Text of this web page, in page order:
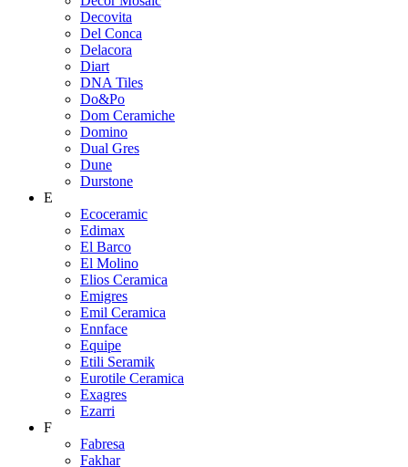
Decovita
Del Conca
Delacora
Diart
DNA Tiles
Do&Po
Dom Ceramiche
Domino
Dual Gres
Dune
Durstone
E
Ecoceramic
Edimax
El Barco
El Molino
Elios Ceramica
Emigres
Emil Ceramica
Ennface
Equipe
Etili Seramik
Eurotile Ceramica
Exagres
Ezarri
F
Fabresa
Fakhar